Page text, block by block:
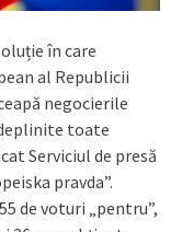
în care
al Republicii
negocierile
toate
Serviciul de presă
pravda”.
de voturi „pentru”,